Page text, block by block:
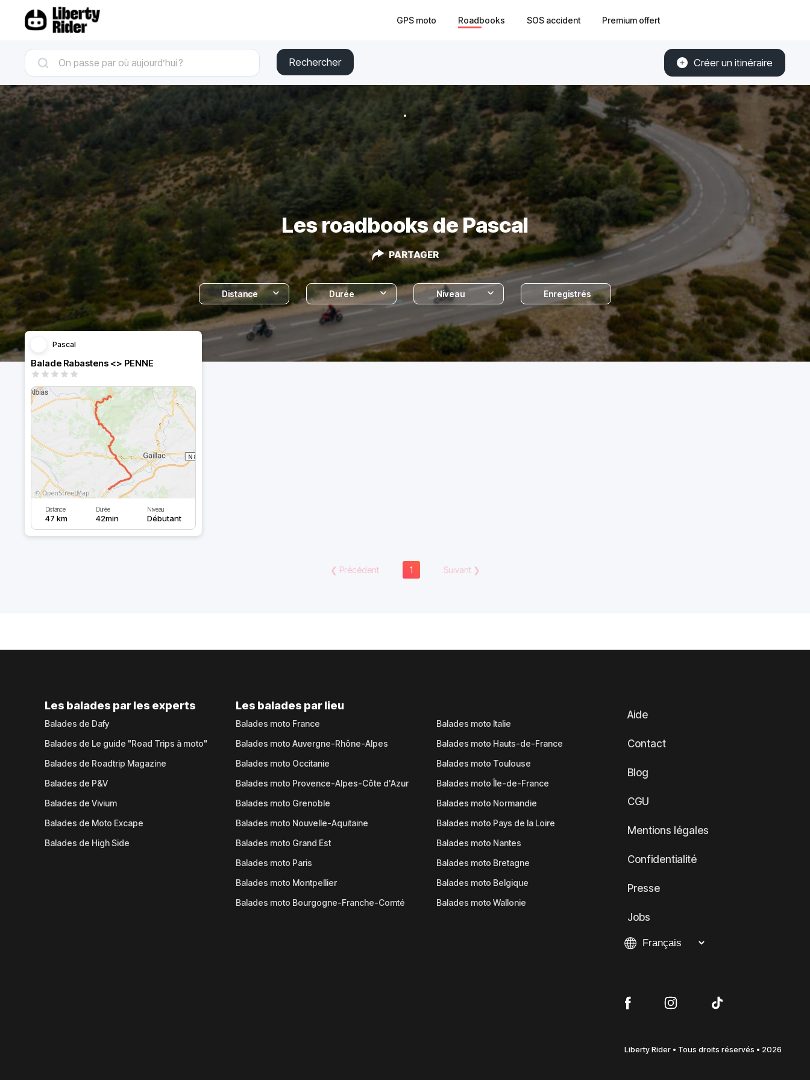
GPS moto Roadbooks SOS accident Premium offert
Rechercher Créer un itinéraire
Les roadbooks de Pascal
PARTAGER
Distance Durée Niveau Enregistrés
Pascal
Balade Rabastens <> PENNE
Distance
47 km
Durée
42min
Niveau
Débutant
❮ Précédent 1 Suivant❯
Les balades par les experts
Balades de Dafy
Balades de Le guide "Road Trips à moto"
Balades de Roadtrip Magazine
Balades de P&V
Balades de Vivium
Balades de Moto Excape
Balades de High Side
Les balades par lieu
Balades moto France
Balades moto Auvergne-Rhône-Alpes
Balades moto Occitanie
Balades moto Provence-Alpes-Côte d'Azur
Balades moto Grenoble
Balades moto Nouvelle-Aquitaine
Balades moto Grand Est
Balades moto Paris
Balades moto Montpellier
Balades moto Bourgogne-Franche-Comté
Balades moto Italie
Balades moto Hauts-de-France
Balades moto Toulouse
Balades moto Île-de-France
Balades moto Normandie
Balades moto Pays de la Loire
Balades moto Nantes
Balades moto Bretagne
Balades moto Belgique
Balades moto Wallonie
Aide
Contact
Blog
CGU
Mentions légales
Confidentialité
Presse
Jobs
Liberty Rider • Tous droits réservés • 2026